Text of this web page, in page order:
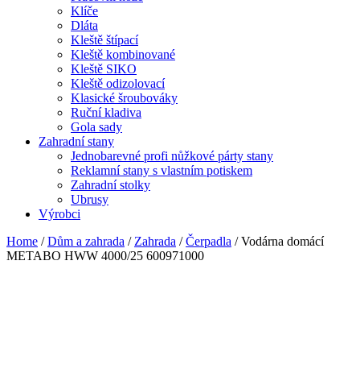
Klíče
Dláta
Kleště štípací
Kleště kombinované
Kleště SIKO
Kleště odizolovací
Klasické šroubováky
Ruční kladiva
Gola sady
Zahradní stany
Jednobarevné profi nůžkové párty stany
Reklamní stany s vlastním potiskem
Zahradní stolky
Ubrusy
Výrobci
Home /Dům a zahrada / Zahrada /Čerpadla / Vodárna domácí
METABO HWW 4000/25 600971000